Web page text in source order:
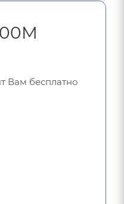
Вам бесплатно